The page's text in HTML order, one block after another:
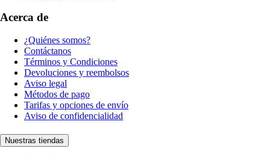
Acerca de
¿Quiénes somos?
Contáctanos
Términos y Condiciones
Devoluciones y reembolsos
Aviso legal
Métodos de pago
Tarifas y opciones de envío
Aviso de confidencialidad
Nuestras tiendas